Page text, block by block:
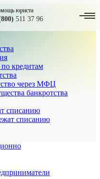
юриста
511 37 96
по кредитам
через МФЦ
банкротства
списанию
списанию